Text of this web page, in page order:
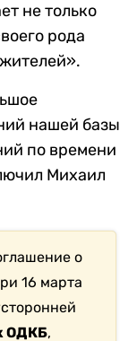
не только
рода
нашей базы
по времени
Михаил
о
16 марта
ОДКБ,